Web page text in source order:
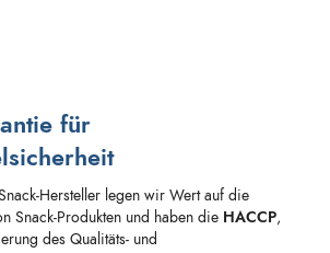
für
Hersteller legen wir Wert auf die
Snack-Produkten und haben die HACCP,
des Qualitäts- und